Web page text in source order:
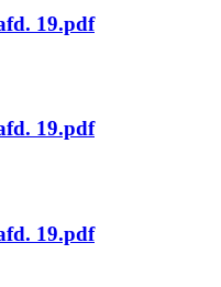
19.pdf
19.pdf
19.pdf